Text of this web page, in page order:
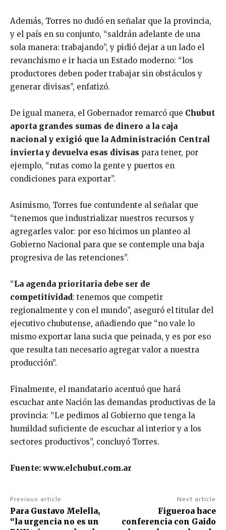
Además, Torres no dudó en señalar que la provincia,
y el país en su conjunto, “saldrán adelante de una
sola manera: trabajando”, y pidió dejar a un lado el
revanchismo e ir hacia un Estado moderno: “los
productores deben poder trabajar sin obstáculos y
generar divisas”, enfatizó.
De igual manera, el Gobernador remarcó que Chubut
aporta grandes sumas de dinero a la caja
nacional y exigió que la Administración Central
invierta y devuelva esas divisas para tener, por
ejemplo, “rutas como la gente y puertos en
condiciones para exportar”.
Asimismo, Torres fue contundente al señalar que
“tenemos que industrializar nuestros recursos y
agregarles valor: por eso hicimos un planteo al
Gobierno Nacional para que se contemple una baja
progresiva de las retenciones”.
“La agenda prioritaria debe ser de
competitividad: tenemos que competir
regionalmente y con el mundo”, aseguró el titular del
ejecutivo chubutense, añadiendo que “no vale lo
mismo exportar lana sucia que peinada, y es por eso
que resulta tan necesario agregar valor a nuestra
producción”.
Finalmente, el mandatario acentuó que hará
escuchar ante Nación las demandas productivas de la
provincia: “Le pedimos al Gobierno que tenga la
humildad suficiente de escuchar al interior y a los
sectores productivos”, concluyó Torres.
Fuente: www.elchubut.com.ar
Previous article
Para Gustavo Melella,
“la urgencia no es un
Next article
Figueroa hace
conferencia con Gaido